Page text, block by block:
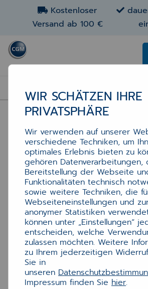
Kostenloser
Versand ab 100 €
WIR SCHÄTZEN IHRE
PRIVATSPHÄRE
Wir verwenden auf unserer
verschiedene Techniken, um
optimales Erlebnis bieten zu
gehören Datenverarbeitungen,
Bereitstellung der Webseite
Funktionalitäten technisch
sowie weitere Techniken, die
Webseiteneinstellungen und
anonymer Statistiken
können unter „Einstellungen“
entscheiden, welche
zulassen möchten. Weitere
zu Ihrem jederzeitigen
Sie in
unseren
Impressum finden Sie hier.